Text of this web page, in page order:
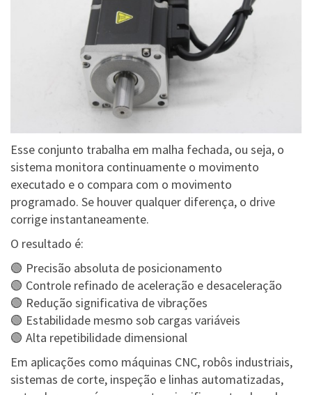
Esse conjunto trabalha em malha fechada, ou seja, o
sistema monitora continuamente o movimento
executado e o compara com o movimento
programado. Se houver qualquer diferença, o drive
corrige instantaneamente.
O resultado é:
🟢 Precisão absoluta de posicionamento
🟢 Controle refinado de aceleração e desaceleração
🟢 Redução significativa de vibrações
🟢 Estabilidade mesmo sob cargas variáveis
🟢 Alta repetibilidade dimensional
Em aplicações como máquinas CNC, robôs industriais,
sistemas de corte, inspeção e linhas automatizadas,